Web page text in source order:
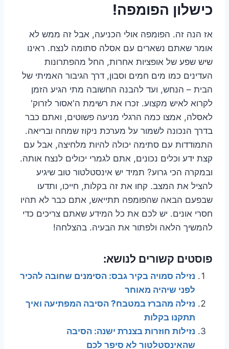
כישלון הפומפה!
אז הנה זה. הפומפה אולי הכניעה, אבל זה ממש לא
אומר שאתם נשארים עם אסלה סתומה לנצח. ראינו
שיש שפע של אופציות אחרות, החל מהפתרונות
העדינים כמו מים חמים וסבון, דרך הגיבור האמיתי של
הבית – הנחש, ועד להבנה החשובה מתי הגיע הזמן
לקרוא לאיש מקצוע. זכרו את רשימת ה'אסור לזרוק'
לאסלה, אמצו כמה הרגלי מניעה פשוטים, ואתם כבר
בדרך הנכונה לשמור על מערכת ניקוז שמחה ובריאה.
התמודדות עם סתימה יכולה להיות מלחיצה, אבל עם
קצת ידע וכלים נכונים, אתם לגמרי יכולים לנצח אותה.
ובמקרה הכי גרוע? תמיד יש אינסטלטור טוב שיגיע
להציל את המצב. קחו את זה בקלות, חייכו, ותדעו
שבפעם הבאה שהפומפה תתייאש, אתם כבר לא תהיו
חסרי אונים. יש לכם את כל המידע שאתם צריכים כדי
להמשיך הלאה ולפתור את הבעיה. בהצלחה!
פוסטים קשורים לנושא:
נזילה סמויה בקיר גבס: הסימנים שחובה להכיר
לפני שיהיה מאוחר
נזילה מהברז במטבח? הסיבה המפתיעה ואיך
תתקנו בקלות
נזילות חוזרות בצנרת ישנה: הסיבה
שהאינסטלטור לא סיפר לכם